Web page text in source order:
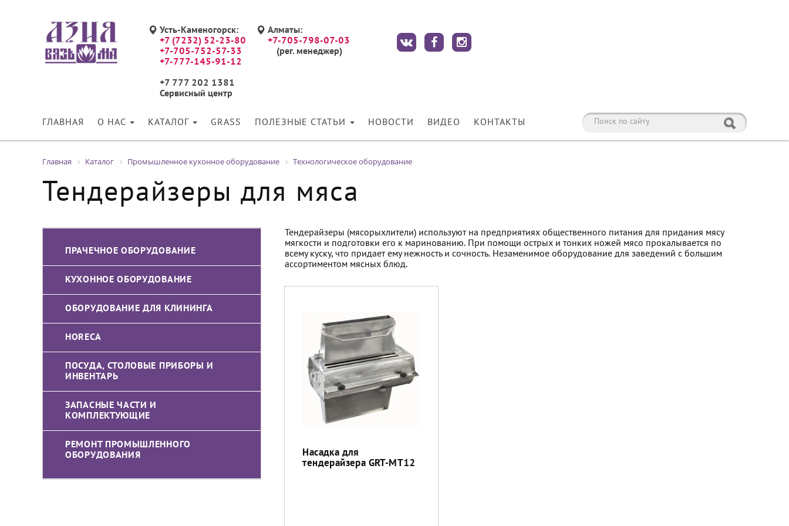
Усть-Каменогорск:
+7 (7232) 52-23-80
+7-705-752-57-33
+7-777-145-91-12
+7 777 202 1381
Сервисный центр
Алматы:
+7-705-798-07-03
(рег. менеджер)
ГЛАВНАЯ О НАС КАТАЛОГ GRASS ПОЛЕЗНЫЕ СТАТЬИ НОВОСТИ ВИДЕО КОНТАКТЫ
Главная Каталог Промышленное кухонное оборудование Технологическое оборудование
Тендерайзеры для мяса
ПРАЧЕЧНОЕ ОБОРУДОВАНИЕ
КУХОННОЕ ОБОРУДОВАНИЕ
ОБОРУДОВАНИЕ ДЛЯ КЛИНИНГА
HORECA
ПОСУДА, СТОЛОВЫЕ ПРИБОРЫ И
ИНВЕНТАРЬ
ЗАПАСНЫЕ ЧАСТИ И
КОМПЛЕКТУЮЩИЕ
РЕМОНТ ПРОМЫШЛЕННОГО
ОБОРУДОВАНИЯ
Тендерайзеры (мясорыхлители) используют на предприятиях общественного питания для придания мясу
мягкости и подготовки его к маринованию. При помощи острых и тонких ножей мясо прокалывается по
всему куску, что придает ему нежность и сочность. Незаменимое оборудование для заведений с большим
ассортиментом мясных блюд.
Насадка для
тендерайзера GRT-MT12